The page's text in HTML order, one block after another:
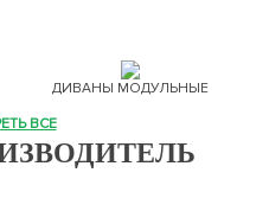
ДИВАНЫ МОДУЛЬНЫЕ
ВСЕ